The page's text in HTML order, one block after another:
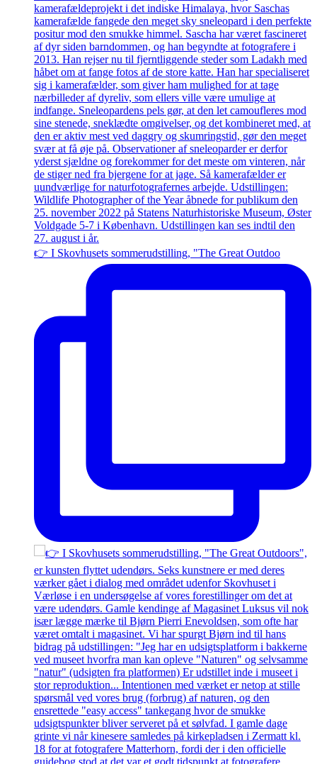
👉 I Skovhusets sommerudstilling, "The Great Outdoo